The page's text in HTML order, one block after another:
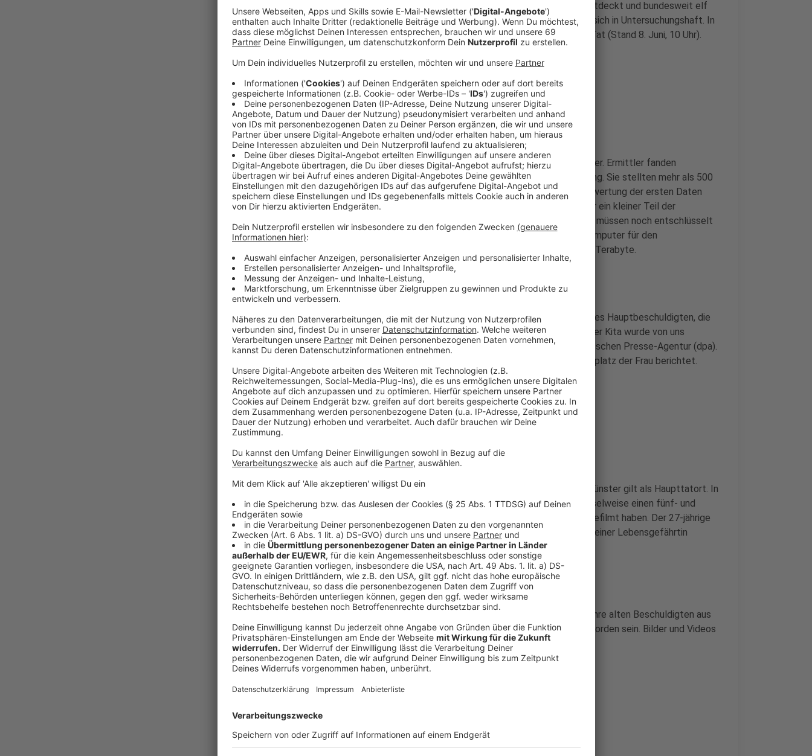
Nordrhein-Westfalen haben die Behörden ein Pädophilen-Netz entdeckt und bundesweit elf
Verdächtige festgenommen. Sieben der Beschuldigten befinden sich in Untersuchungshaft. In
diesem Artikel geht es um die Hintergründe und Einzelheiten zur Tat (Stand 8. Juni, 10 Uhr).
Anzeige
Die Täter
Anzeige
Der Hauptbeschuldigte ist ein 27-jähriger IT-Techniker aus Münster. Ermittler fanden
hochprofessionelle technische Ausstattung zur Videoaufzeichnung. Sie stellten mehr als 500
Terabyte versiert verschlüsselten Materials sicher. Nach der Auswertung der ersten Daten
gehen Polizei und Staatsanwaltschaft davon aus, dass bislang nur ein kleiner Teil der
mutmaßlichen Verbrechen bekannt geworden ist. Viele der Daten müssen noch entschlüsselt
werden. Um die Dimensionen zu verdeutlichen: Handelsübliche Computer für den
Heimgebrauch haben Speicherplatten mit einer Größe von 1 bis 3 Terabyte.
Anzeige
Unter den weiteren Verdächtigen befindet sich auch die Mutter des Hauptbeschuldigten, die
als Erzieherin in einem Kindergarten gearbeitet hat. "Die Leitung der Kita wurde von uns
informiert", sagte Oberstaatsanwalt Martin Botzenhardt der Deutschen Presse-Agentur (dpa).
Der Westdeutsche Rundfunk (WDR) hatte zuvor über den Arbeitsplatz der Frau berichtet.
Anzeige
Der Fall
Die Gartenlaube der Mutter des Hauptverdächtigen Adrian V. in Münster gilt als Haupttatort. In
der Gartenlaube in Münster sollen vier Männer stundenlang wechselweise einen fünf- und
einen zehnjährigen Jungen vergewaltigt und die Taten teilweise gefilmt haben. Der 27-jährige
Hauptverdächtige soll dazu den Männern den zehnjährigen Sohn seiner Lebensgefährtin
überlassen haben.
Anzeige
Das zweite Opfer war den Angaben zufolge der Sohn eines 30 Jahre alten Beschuldigten aus
Staufenberg (Hessen). Die Kinder sollen vor den Taten betäubt worden sein. Bilder und Videos
der Taten bot der Hauptverdächtige im Darknet an.
Anzeige
Hintergründe